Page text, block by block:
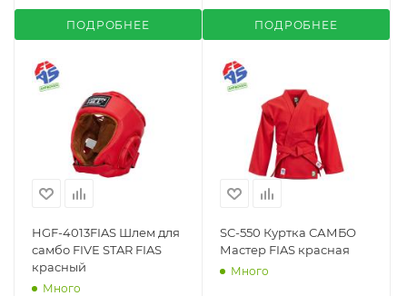
ПОДРОБНЕЕ ПОДРОБНЕЕ
HGF-4013FIAS Шлем для
самбо FIVE STAR FIAS
красный
Много
SC-550 Куртка САМБО
Мастер FIAS красная
Много